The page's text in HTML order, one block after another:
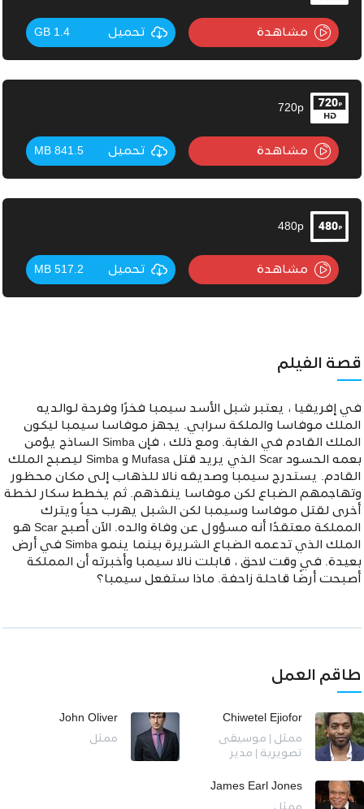
مشاهدة تحميل 1.4 GB
720p
مشاهدة تحميل 841.5 MB
480p
مشاهدة تحميل 517.2 MB
قصة الفيلم
في إفريقيا ، يعتبر شبل الأسد سيمبا فخرًا وفرحة لوالديه
الملك موفاسا والملكة سرابي. يجهز موفاسا سيمبا ليكون
الملك القادم في الغابة. ومع ذلك ، فإن Simba الساذج يؤمن
بعمه الحسود Scar الذي يريد قتل Mufasa و Simba ليصبح الملك
القادم. يستدرج سيمبا وصديقه نالا للذهاب إلى مكان محظور
وتهاجمهم الضباع لكن موفاسا ينقذهم. ثم يخطط سكار لخطة
أخرى لقتل موفاسا وسيمبا لكن الشبل يهرب حياً ويترك
المملكة معتقدًا أنه مسؤول عن وفاة والده. الآن أصبح Scar هو
الملك الذي تدعمه الضباع الشريرة بينما ينمو Simba في أرض
بعيدة. في وقت لاحق ، قابلت نالا سيمبا وأخبرته أن المملكة
أصبحت أرضًا قاحلة زاحفة. ماذا ستفعل سيمبا؟
طاقم العمل
Chiwetel Ejiofor
ممثل | موسيقى
تصويرية | مدير
John Oliver
ممثل
James Earl Jones